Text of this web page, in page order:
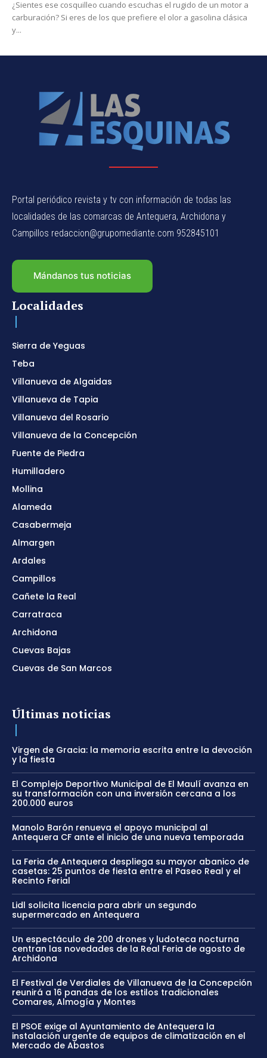
¿Sientes ese cosquilleo cuando escuchas el rugido de un motor a
carburación? Si eres de los que prefiere el olor a gasolina clásica
y...
Portal periódico revista y tv con información de todas las
localidades de las comarcas de Antequera, Archidona y
Campillos redaccion@grupomediante.com 952845101
Mándanos tus noticias
Localidades
Sierra de Yeguas
Teba
Villanueva de Algaidas
Villanueva de Tapia
Villanueva del Rosario
Villanueva de la Concepción
Fuente de Piedra
Humilladero
Mollina
Alameda
Casabermeja
Almargen
Ardales
Campillos
Cañete la Real
Carratraca
Archidona
Cuevas Bajas
Cuevas de San Marcos
Últimas noticias
Virgen de Gracia: la memoria escrita entre la devoción
y la fiesta
El Complejo Deportivo Municipal de El Maulí avanza en
su transformación con una inversión cercana a los
200.000 euros
Manolo Barón renueva el apoyo municipal al
Antequera CF ante el inicio de una nueva temporada
La Feria de Antequera despliega su mayor abanico de
casetas: 25 puntos de fiesta entre el Paseo Real y el
Recinto Ferial
Lidl solicita licencia para abrir un segundo
supermercado en Antequera
Un espectáculo de 200 drones y ludoteca nocturna
centran las novedades de la Real Feria de agosto de
Archidona
El Festival de Verdiales de Villanueva de la Concepción
reunirá a 16 pandas de los estilos tradicionales
Comares, Almogía y Montes
El PSOE exige al Ayuntamiento de Antequera la
instalación urgente de equipos de climatización en el
Mercado de Abastos